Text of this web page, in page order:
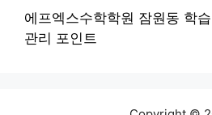
에프엑스수학학원 잠원동 학
관리 포인트